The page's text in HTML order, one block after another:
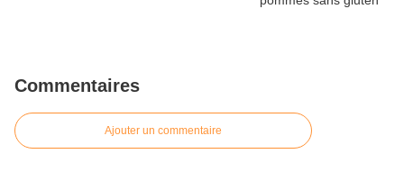
Commentaires
Ajouter un commentaire